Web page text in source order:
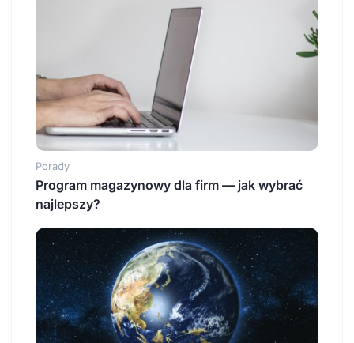
Porady
Program magazynowy dla firm — jak wybrać
najlepszy?